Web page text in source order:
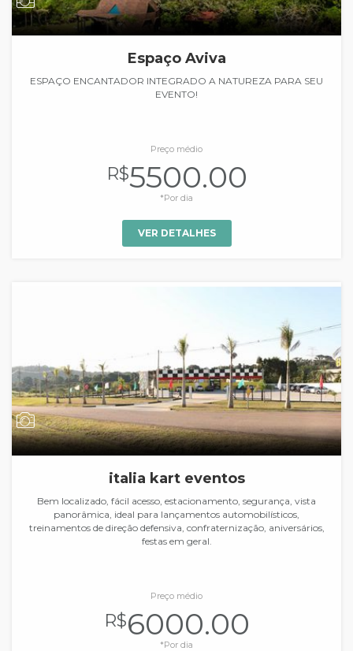
Espaço Aviva
ESPAÇO ENCANTADOR INTEGRADO A NATUREZA PARA SEU
EVENTO!
Preço médio
R$5500.00
*Por dia
VER DETALHES
italia kart eventos
Bem localizado, fácil acesso, estacionamento, segurança, vista
panorâmica, ideal para lançamentos automobilísticos,
treinamentos de direção defensiva, confraternização, aniversários,
festas em geral.
Preço médio
R$6000.00
*Por dia